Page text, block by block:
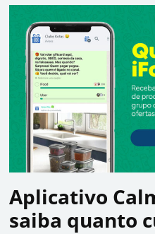
Aplicativo
saiba quanto